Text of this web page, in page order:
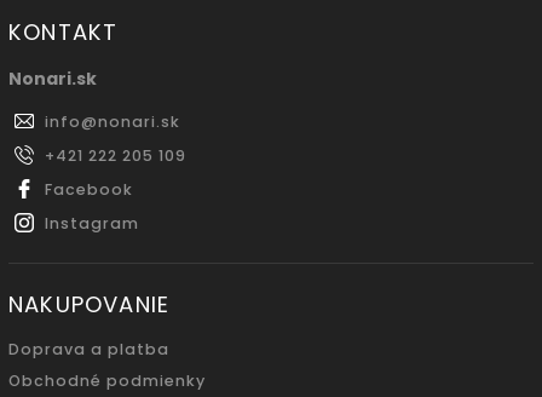
KONTAKT
Nonari.sk
info@nonari.sk
+421 222 205 109
Facebook
Instagram
NAKUPOVANIE
Doprava a platba
Obchodné podmienky